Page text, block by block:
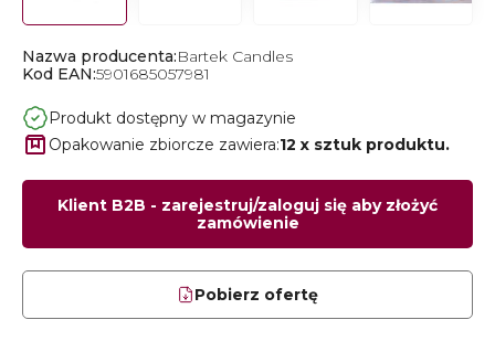
Nazwa producenta:Bartek Candles
Kod EAN:5901685057981
Produkt dostępny w magazynie
Opakowanie zbiorcze zawiera:12 x sztuk produktu.
Klient B2B - zarejestruj/zaloguj się aby złożyć
zamówienie
Pobierz ofertę